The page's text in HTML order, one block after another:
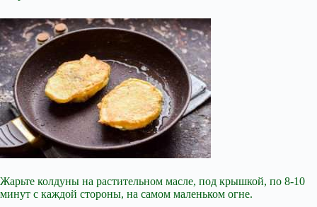
Жарьте колдуны на растительном масле, под крышкой, по 8-10
минут с каждой стороны, на самом маленьком огне.